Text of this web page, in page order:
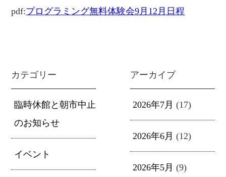
pdf:プログラミング無料体験会9月12月日程
カテゴリー
臨時休館と朝市中止
のお知らせ
イベント
アーカイブ
2026年7月 (17)
2026年6月 (12)
2026年5月 (9)